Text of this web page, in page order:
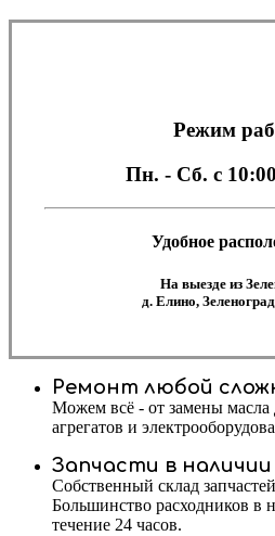
Режим
Пн. - Сб. с
Удобное
На выезде из
д. Елино,
Ремонт любой
Можем всё - от замены масла
агрегатов и
Запчасти в наличии
Собственный склад
Большинство расходников в
течение 24 часов.